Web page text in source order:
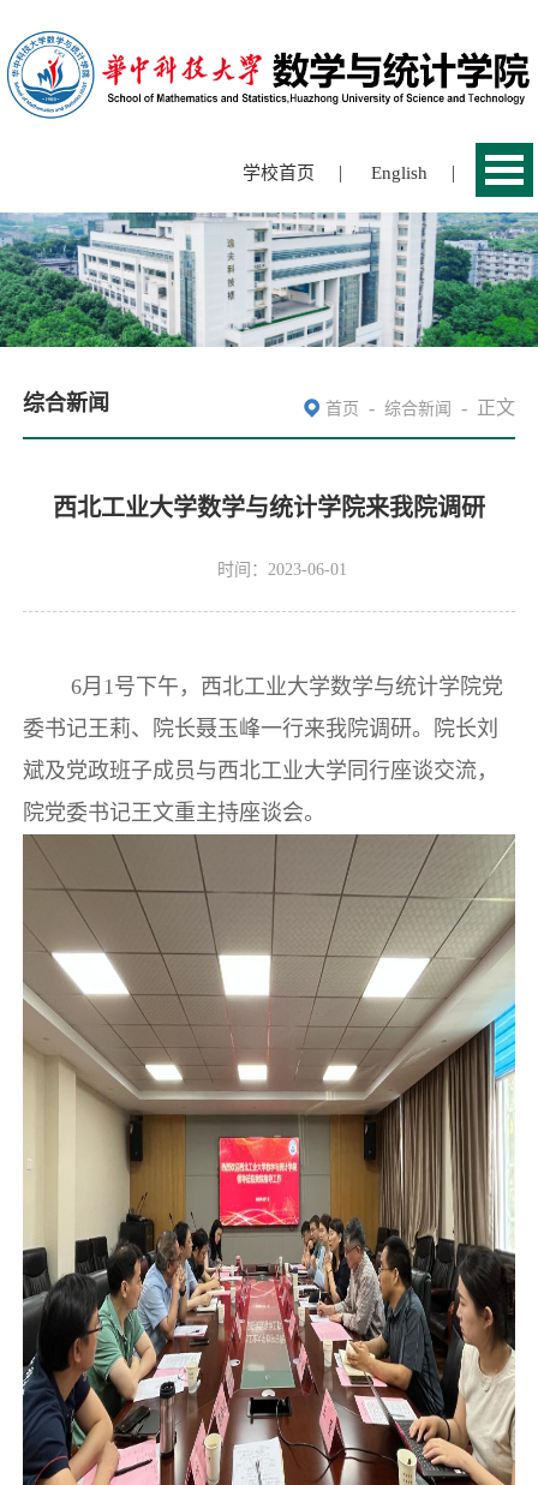
学校首页 | English |
综合新闻 首页 - 综合新闻 - 正文
西北工业大学数学与统计学院来我院调研
时间：2023-06-01
6月1号下午，西北工业大学数学与统计学院党
委书记王莉、院长聂玉峰一行来我院调研。院长刘
斌及党政班子成员与西北工业大学同行座谈交流，
院党委书记王文重主持座谈会。